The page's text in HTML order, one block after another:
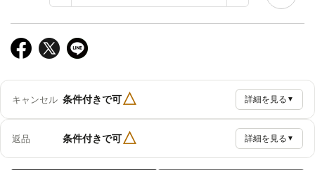
キャンセル 条件付きで可△ 詳細を見る ▼
返品 条件付きで可△ 詳細を見る ▼